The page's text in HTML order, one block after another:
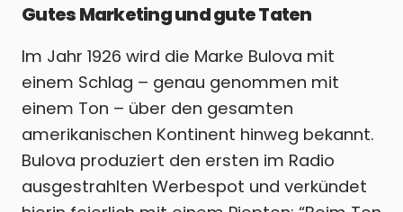
Gutes Marketing und gute Taten
Im Jahr 1926 wird die Marke Bulova mit
einem Schlag – genau genommen mit
einem Ton – über den gesamten
amerikanischen Kontinent hinweg bekannt.
Bulova produziert den ersten im Radio
ausgestrahlten Werbespot und verkündet